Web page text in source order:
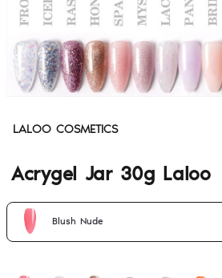
LALOO COSMETICS
Acrygel Jar 30g Laloo
Blush Nude